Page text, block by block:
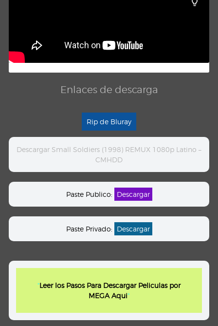
Enlaces de descarga
Rip de Bluray
Descargar Small Soldiers (1998) REMUX 1080p Latino –
CMHDD
Paste Publico: Descargar
Paste Privado: Descargar
"Leer los Pasos Para Descargar Peliculas por
MEGA Aqui"